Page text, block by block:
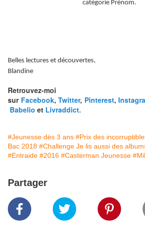
catégorie Prénom.
Belles lectures et découvertes,
Blandine
Retrouvez-moi
sur Facebook, Twitter, Pinterest,
Babelio et Livraddict.
#Jeunesse dès 3 ans #Prix des
Bac 2018 #Challenge Je lis aussi des
#Entraide #2016 #Casterman Jeunesse
Partager